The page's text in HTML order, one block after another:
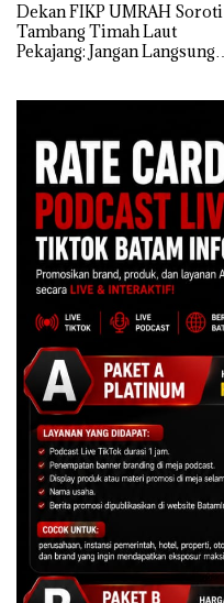
Dekan FIKP UMRAH Soroti
Tambang Timah Laut
Pekajang: Jangan Langsung